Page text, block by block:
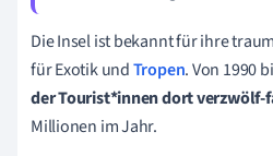
Die Insel ist bekannt für ihre
für Exotik undTropen. Von 1990
der Tourist*innen dort verzwölf-
Millionen im Jahr.